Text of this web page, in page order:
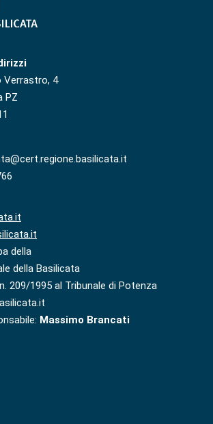
Verrastro, 4
PZ
della
della Basilicata
209/1995 al Tribunale di Potenza
Massimo Brancati